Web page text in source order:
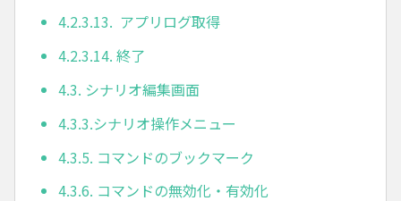
4.2.3.13. アプリログ取得
4.2.3.14. 終了
4.3. シナリオ編集画面
4.3.3.シナリオ操作メニュー
4.3.5. コマンドのブックマーク
4.3.6. コマンドの無効化・有効化